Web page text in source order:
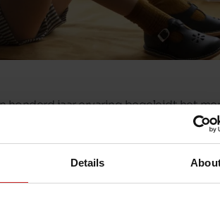
Details
honderd jaar ervaring begeleidt het
stapjes van kinderen door hen goed
aan te bieden.
licht, trendy, comfortabel en tijdloos